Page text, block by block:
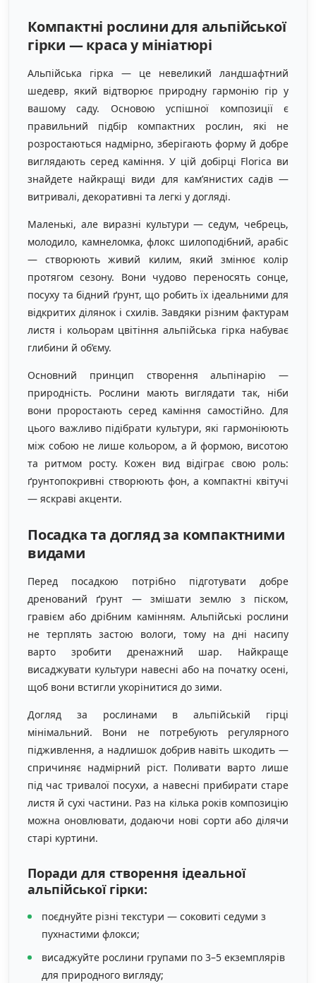
Компактні рослини для альпійської
гірки — краса у мініатюрі
Альпійська гірка — це невеликий ландшафтний
шедевр, який відтворює природну гармонію гір у
вашому саду. Основою успішної композиції є
правильний підбір компактних рослин, які не
розростаються надмірно, зберігають форму й добре
виглядають серед каміння. У цій добірці Florica ви
знайдете найкращі види для кам’янистих садів —
витривалі, декоративні та легкі у догляді.
Маленькі, але виразні культури — седум, чебрець,
молодило, камнеломка, флокс шилоподібний, арабіс
— створюють живий килим, який змінює колір
протягом сезону. Вони чудово переносять сонце,
посуху та бідний ґрунт, що робить їх ідеальними для
відкритих ділянок і схилів. Завдяки різним фактурам
листя і кольорам цвітіння альпійська гірка набуває
глибини й об’єму.
Основний принцип створення альпінарію —
природність. Рослини мають виглядати так, ніби
вони проростають серед каміння самостійно. Для
цього важливо підібрати культури, які гармоніюють
між собою не лише кольором, а й формою, висотою
та ритмом росту. Кожен вид відіграє свою роль:
ґрунтопокривні створюють фон, а компактні квітучі
— яскраві акценти.
Посадка та догляд за компактними
видами
Перед посадкою потрібно підготувати добре
дренований ґрунт — змішати землю з піском,
гравієм або дрібним камінням. Альпійські рослини
не терплять застою вологи, тому на дні насипу
варто зробити дренажний шар. Найкраще
висаджувати культури навесні або на початку осені,
щоб вони встигли укорінитися до зими.
Догляд за рослинами в альпійській гірці
мінімальний. Вони не потребують регулярного
підживлення, а надлишок добрив навіть шкодить —
спричиняє надмірний ріст. Поливати варто лише
під час тривалої посухи, а навесні прибирати старе
листя й сухі частини. Раз на кілька років композицію
можна оновлювати, додаючи нові сорти або ділячи
старі куртини.
Поради для створення ідеальної
альпійської гірки:
поєднуйте різні текстури — соковиті седуми з
пухнастими флокси;
висаджуйте рослини групами по 3–5 екземплярів
для природного вигляду;